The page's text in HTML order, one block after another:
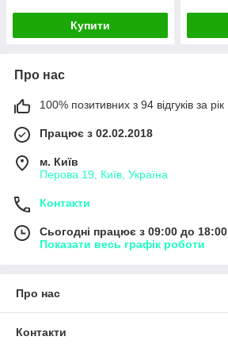
Купити
Про нас
100% позитивних з 94 відгуків за рік
Працює з 02.02.2018
м. Київ
Перова 19, Київ, Україна
Контакти
Сьогодні працює з 09:00 до 18:00
Показати весь графік роботи
Про нас
Контакти